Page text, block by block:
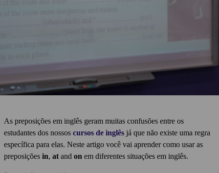
As preposições em inglês geram muitas confusões entre os
estudantes dos nossos cursos de inglês já que não existe uma regra
específica para elas. Neste artigo você vai aprender como usar as
preposições in, at and on em diferentes situações em inglês.